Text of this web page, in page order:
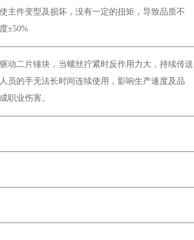
主件变型及损坏，没有一定的扭矩，导致品质不
±50%
动二片锤块，当螺丝拧紧时反作用力大，持续传送
员的手无法长时间连续使用，影响生产速度及品
职业伤害。